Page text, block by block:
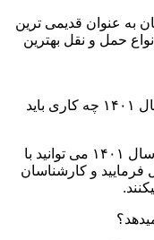
به عنوان قدیمی ترین
سابقه در انواع حمل و نقل بهترین
برای اطلاع از نرخ کرایه وانت نیسان در سال ۱۴۰۱ چه کاری باید
برای اطلاع از نرخ کرایه وانت و نیسان در سال ۱۴۰۱ می توانید با
تماس حاصل فرمایید و کارشناسان